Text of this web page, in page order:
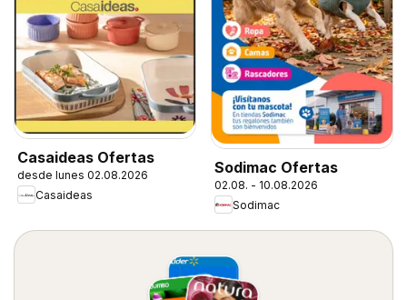
Casaideas Ofertas
desde lunes 02.08.2026
Casaideas
Sodimac Ofertas
02.08. - 10.08.2026
Sodimac